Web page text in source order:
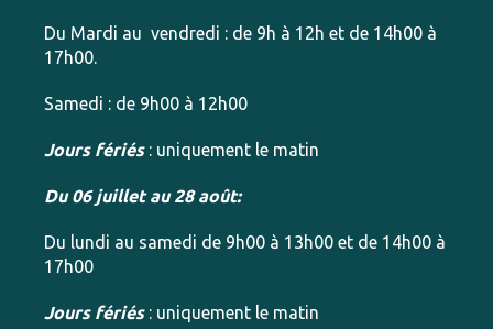
Du Mardi au vendredi : de 9h à 12h et de 14h00 à
17h00.
Samedi : de 9h00 à 12h00
Jours fériés: uniquement le matin
Du 06 juillet au 28 août:
Du lundi au samedi de 9h00 à 13h00 et de 14h00 à
17h00
Jours fériés: uniquement le matin